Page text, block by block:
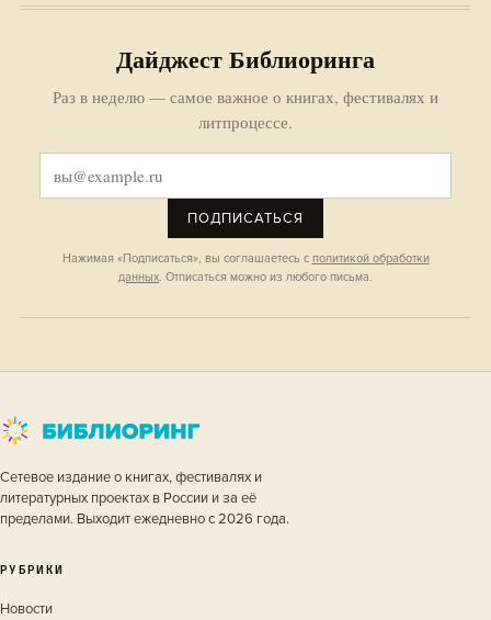
Дайджест Библиоринга
Раз в неделю — самое важное о книгах, фестивалях и
литпроцессе.
ПОДПИСАТЬСЯ
Нажимая «Подписаться», вы соглашаетесь с политикой обработки
данных. Отписаться можно из любого письма.
Сетевое издание о книгах, фестивалях и
литературных проектах в России и за её
пределами. Выходит ежедневно с 2026 года.
РУБРИКИ
Новости